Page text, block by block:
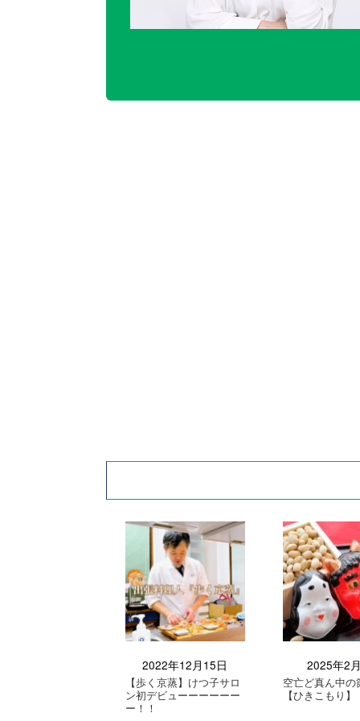
2022年12月15日
【歩く京蒸】けつ子サロ
ン初デビューーーーーー
ー！！
2025年2
空亡ど真ん中の
【ひきこもり】